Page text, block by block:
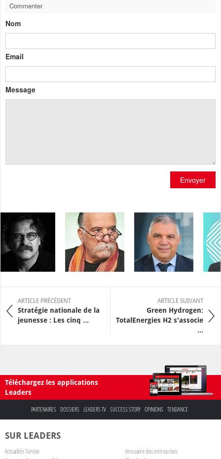
Commenter
Nom
Email
Message
Envoyer
ARTICLE PRÉCÉDENT
Stratégie nationale de la
jeunesse : Les cinq ...
ARTICLE SUIVANT
Green Hydrogen:
TotalEnergies H2 s'associe
...
Téléchargez les applications
Leaders
PARTENAIRES DOSSIERS LEADERS TV SUCCESS STORY OPINIONS TENDANCE
SUR LEADERS
Actualités Tunisie
Annuaire des entreprises